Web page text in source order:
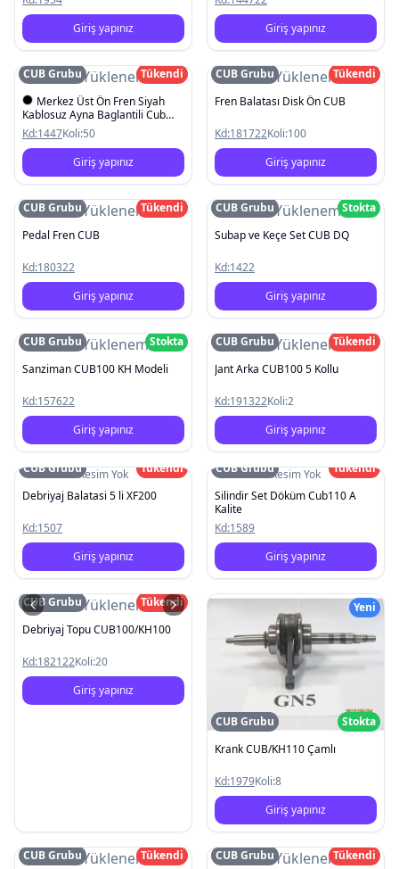
Giriş yapınız
Giriş yapınız
Resim Yüklenemedi
CUB Grubu
Tükendi
Merkez Üst Ön Fren Siyah
Kablosuz Ayna Baglantili Cub
KH100
Kd:1447Koli:50
Giriş yapınız
Resim Yüklenemedi
CUB Grubu
Tükendi
Fren Balatası Disk Ön CUB
Kd:181722Koli:100
Giriş yapınız
Resim Yüklenemedi
CUB Grubu
Tükendi
Pedal Fren CUB
Kd:180322
Giriş yapınız
Resim Yüklenemedi
CUB Grubu
Stokta
Subap ve Keçe Set CUB DQ
Kd:1422
Giriş yapınız
Resim Yüklenemedi
CUB Grubu
Stokta
Sanziman CUB100 KH Modeli
Kd:157622
Giriş yapınız
Resim Yüklenemedi
CUB Grubu
Tükendi
Jant Arka CUB100 5 Kollu
Kd:191322Koli:2
Giriş yapınız
Resim Yok
CUB Grubu
Tükendi
Debriyaj Balatasi 5 li XF200
Kd:1507
Giriş yapınız
Resim Yok
CUB Grubu
Tükendi
Silindir Set Döküm Cub110 A
Kalite
Kd:1589
Giriş yapınız
Resim Yüklenemedi
CUB Grubu
Tükendi
Debriyaj Topu CUB100/KH100
Kd:182122Koli:20
Giriş yapınız
Yeni
CUB Grubu
Stokta
Krank CUB/KH110 Çamlı
Kd:1979Koli:8
Giriş yapınız
Resim Yüklenemedi
CUB Grubu
Tükendi
Resim Yüklenemedi
CUB Grubu
Tükendi